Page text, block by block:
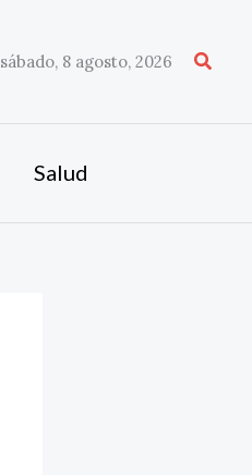
sábado, 8 agosto, 2026
Salud